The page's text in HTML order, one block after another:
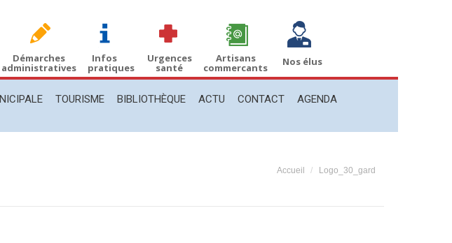
Démarches
administratives
Infos
pratiques
Urgences
santé
Artisans
commercants Nos élus
TOURISME BIBLIOTHÈQUE ACTU CONTACT AGENDA
Vous êtes ici :
Accueil Logo_30_gard
TOURISME BIBLIOTHÈQUE CONTACT AGENDA